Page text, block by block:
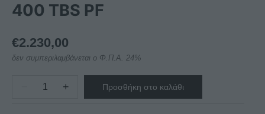
400 TBS PF
€2.230,00
δεν συμπεριλαμβάνεται ο Φ.Π.Α. 24%
ΒΙΤΡΙΝΑ
+ Προσθήκη στο καλάθι